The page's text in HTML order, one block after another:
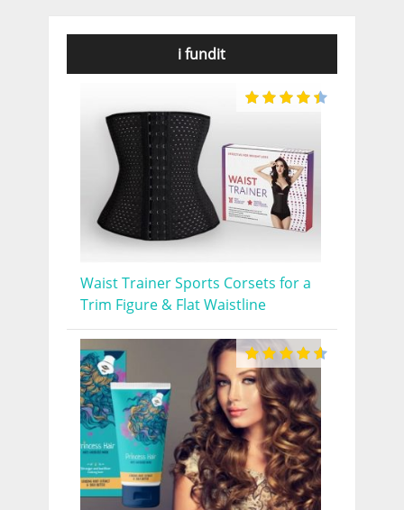
i fundit
Waist Trainer Sports Corsets for a
Trim Figure & Flat Waistline